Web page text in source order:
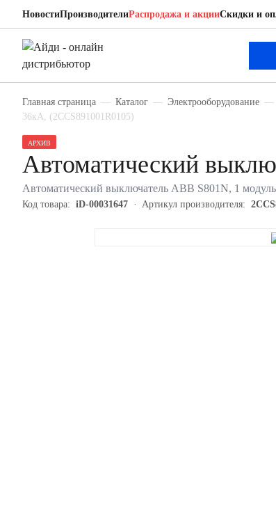
НовостиПроизводителиРаспродажа и акцииСкидки и
Главная страница Каталог Электрооборудование
36кА, (2CCS891001R0105)
АРХИВ
Автоматический
Автоматический выключатель ABB S801N, 1
Код товара: iD-00031647 Артикул производителя:
ABB 2CCS891001R0105
Автоматический выключатель